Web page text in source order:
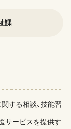
課
する相談、技能習
サービスを提供す